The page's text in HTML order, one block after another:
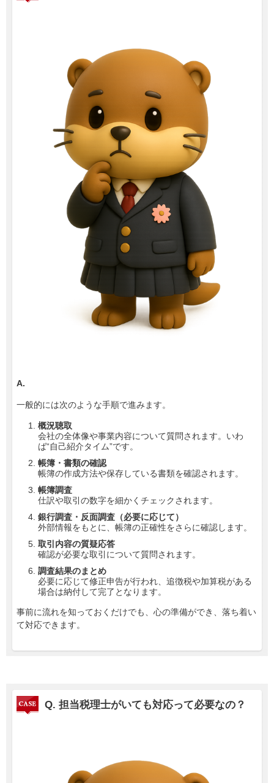
A.
一般的には次のような手順で進みます。
概況聴取
​会社の全体像や事業内容について質問されます。いわ
ば“自己紹介タイム”です。
帳簿・書類の確認
帳簿の作成方法や保存している書類を確認されます。
帳簿調査
仕訳や取引の数字を細かくチェックされます。
銀行調査・反面調査（必要に応じて）
外部情報をもとに、帳簿の正確性をさらに確認します。
取引内容の質疑応答
確認が必要な取引について質問されます。
調査結果のまとめ
必要に応じて修正申告が行われ、追徴税や加算税がある
場合は納付して完了となります。
事前に流れを知っておくだけでも、心の準備ができ、落ち着い
て対応できます。
Q. 担当税理士がいても対応って必要なの？